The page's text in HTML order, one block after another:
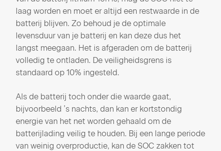
laag worden en moet er altijd een restwaarde in de
batterij blijven. Zo behoud je de optimale
levensduur van je batterij en kan deze dus het
langst meegaan. Het is afgeraden om de batterij
volledig te ontladen. De veiligheidsgrens is
standaard op 10% ingesteld.
Als de batterij toch onder die waarde gaat,
bijvoorbeeld ’s nachts, dan kan er kortstondig
energie van het net worden gehaald om de
batterijlading veilig te houden. Bij een lange periode
van weinig overproductie, kan de SOC zakken tot